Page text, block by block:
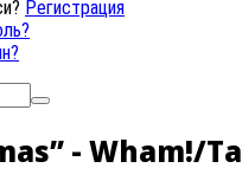
Регистрация
- Wham!/